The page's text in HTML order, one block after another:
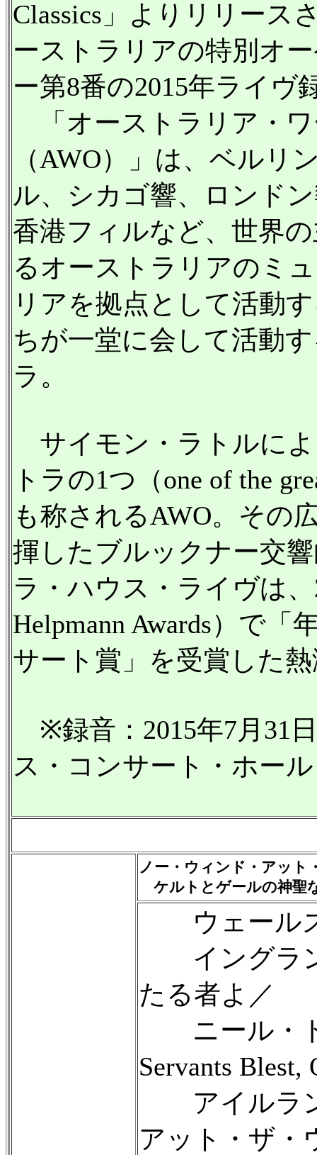
Classics」よりリリース
ーストラリアの特別オ
ー第8番の2015年ライヴ
「オーストラリア・
（AWO）」は、ベルリ
ル、シカゴ響、ロンド
香港フィルなど、世界
るオーストラリアのミ
リアを拠点として活動
ちが一堂に会して活動
ラ。
サイモン・ラトルに
トラの1つ（one of the
も称されるAWO。その
揮したブルックナー交
ラ・ハウス・ライヴは
Helpmann Awards）で
サート賞」を受賞した
※録音：2015年7月31
ス・コンサート・ホー
ノー・ウィンド・アット
ケルトとゲールの神聖
ウェールズ
イングラン
たる者よ／
ニール・ド
Servants Blest,
アイルラン
アット・ザ・